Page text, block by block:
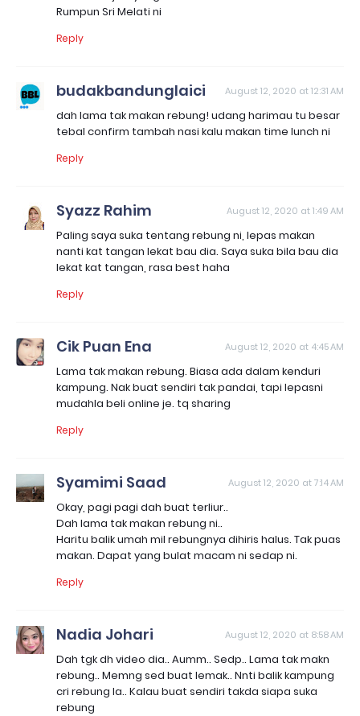
Rumpun Sri Melati ni
Reply
budakbandunglaici August 12, 2020 at 12:31 AM
dah lama tak makan rebung! udang harimau tu besar
tebal confirm tambah nasi kalu makan time lunch ni
Reply
Syazz Rahim August 12, 2020 at 1:49 AM
Paling saya suka tentang rebung ni, lepas makan
nanti kat tangan lekat bau dia. Saya suka bila bau dia
lekat kat tangan, rasa best haha
Reply
Cik Puan Ena August 12, 2020 at 4:45 AM
Lama tak makan rebung. Biasa ada dalam kenduri
kampung. Nak buat sendiri tak pandai, tapi lepasni
mudahla beli online je. tq sharing
Reply
Syamimi Saad August 12, 2020 at 7:14 AM
Okay, pagi pagi dah buat terliur..
Dah lama tak makan rebung ni..
Haritu balik umah mil rebungnya dihiris halus. Tak puas
makan. Dapat yang bulat macam ni sedap ni.
Reply
Nadia Johari August 12, 2020 at 8:58 AM
Dah tgk dh video dia.. Aumm.. Sedp.. Lama tak makn
rebung.. Memng sed buat lemak.. Nnti balik kampung
cri rebung la.. Kalau buat sendiri takda siapa suka
rebung